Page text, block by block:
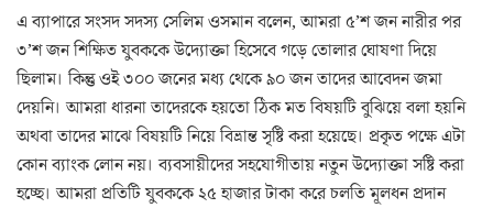
এ ব্যাপারে সংসদ সদস্য সেলিম ওসমান বলেন, আমরা ৫’শ জন নারীর পর
৩’শ জন শিক্ষিত যুবককে উদ্যোক্তা হিসেবে গড়ে তোলার ঘোষণা দিয়ে
ছিলাম। কিন্তু ওই ৩০০ জনের মধ্য থেকে ৯০ জন তাদের আবেদন জমা
দেয়নি। আমরা ধারনা তাদেরকে হয়তো ঠিক মত বিষয়টি বুঝিয়ে বলা হয়নি
অথবা তাদের মাঝে বিষয়টি নিয়ে বিভ্রান্ত সৃষ্টি করা হয়েছে। প্রকৃত পক্ষে এটা
কোন ব্যাংক লোন নয়। ব্যবসায়ীদের সহযোগীতায় নতুন উদ্যোক্তা সষ্টি করা
হচ্ছে। আমরা প্রতিটি যুবককে ২৫ হাজার টাকা করে চলতি মূলধন প্রদান